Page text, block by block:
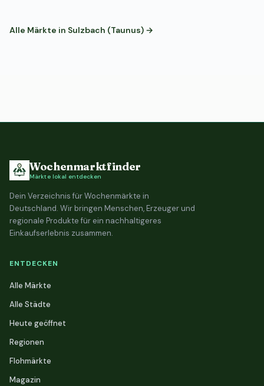
Alle Märkte in Sulzbach (Taunus) →
Wochenmarktfinder
Märkte lokal entdecken
Dein Verzeichnis für Wochenmärkte in
Deutschland. Wir bringen Menschen, Erzeuger und
regionale Produkte für ein nachhaltigeres
Einkaufserlebnis zusammen.
ENTDECKEN
Alle Märkte
Alle Städte
Heute geöffnet
Regionen
Flohmärkte
Magazin